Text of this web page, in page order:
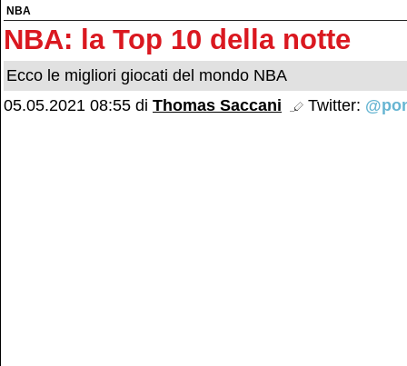
NBA
NBA: la Top 10 della notte
Ecco le migliori giocati del mondo NBA
05.05.2021 08:55 di Thomas Saccani Twitter: